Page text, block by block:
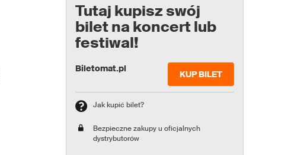
Tutaj kupisz swój
bilet na koncert lub
festiwal!
Biletomat.pl
KUP BILET
Jak kupić bilet?
Bezpieczne zakupy u oficjalnych
dystrybutorów